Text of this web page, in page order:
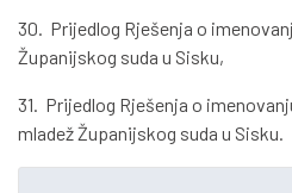
30. Prijedlog Rješenja o
Županijskog suda u Sisku,
31. Prijedlog Rješenja o
mladež Županijskog suda u Sisku.